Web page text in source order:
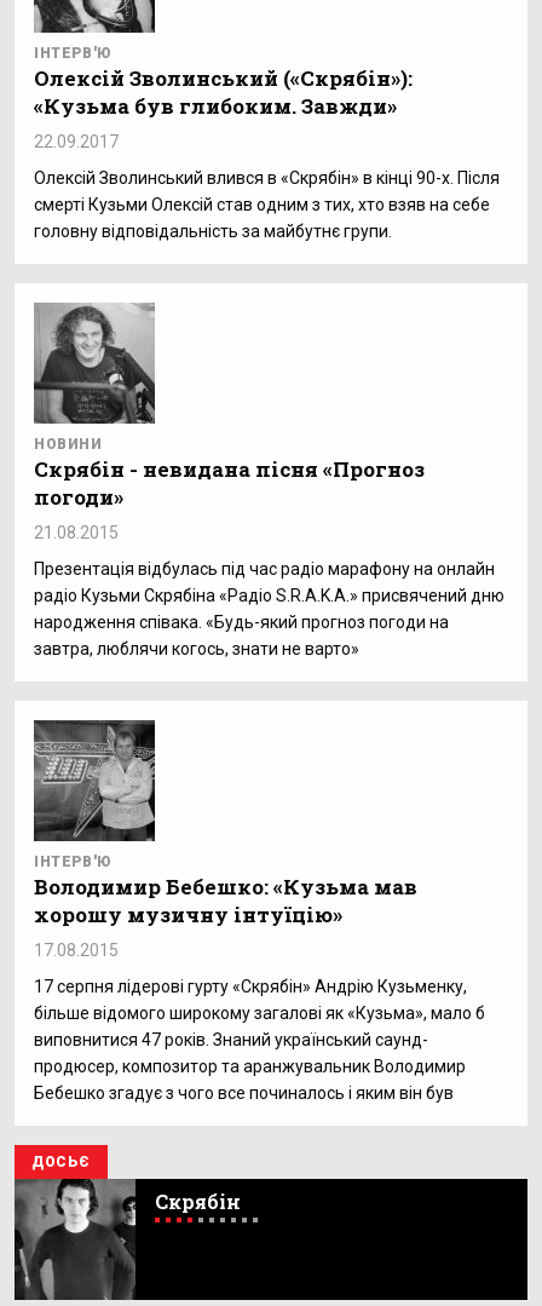
ІНТЕРВ'Ю
Олексій Зволинський («Скрябін»):
«Кузьма був глибоким. Завжди»
22.09.2017
Олексій Зволинський влився в «Скрябін» в кінці 90-х. Після
смерті Кузьми Олексій став одним з тих, хто взяв на себе
головну відповідальність за майбутнє групи.
НОВИНИ
Скрябін - невидана пісня «Прогноз
погоди»
21.08.2015
Презентація відбулась під час радіо марафону на онлайн
радіо Кузьми Скрябіна «Радіо S.R.A.K.A.» присвячений дню
народження співака. «Будь-який прогноз погоди на
завтра, люблячи когось, знати не варто»
ІНТЕРВ'Ю
Володимир Бебешко: «Кузьма мав
хорошу музичну інтуїцію»
17.08.2015
17 серпня лідерові гурту «Скрябін» Андрію Кузьменку,
більше відомого широкому загалові як «Кузьма», мало б
виповнитися 47 років. Знаний український саунд-
продюсер, композитор та аранжувальник Володимир
Бебешко згадує з чого все починалось і яким він був
ДОСЬЄ
Скрябін